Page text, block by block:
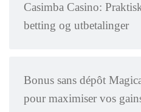
Casimba Casino:
betting og utbetalinger
Bonus sans dépôt
pour maximiser vos